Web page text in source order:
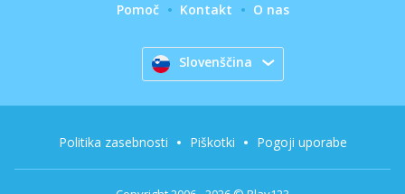
Pomoč Kontakt O nas
Slovenščina
Politika zasebnosti Piškotki Pogoji uporabe